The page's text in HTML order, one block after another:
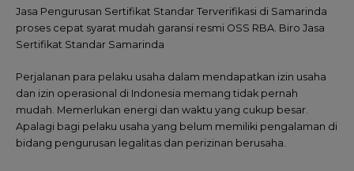
Jasa Pengurusan Sertifikat Standar Terverifikasi di Samarinda
proses cepat syarat mudah garansi resmi OSS RBA. Biro Jasa
Sertifikat Standar Samarinda
Perjalanan para pelaku usaha dalam mendapatkan izin usaha
dan izin operasional di Indonesia memang tidak pernah
mudah. Memerlukan energi dan waktu yang cukup besar.
Apalagi bagi pelaku usaha yang belum memiliki pengalaman di
bidang pengurusan legalitas dan perizinan berusaha.